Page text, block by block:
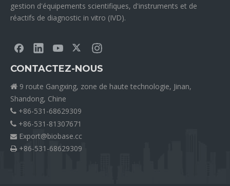
gestion d'équipements scientifiques, d'instruments et de
réactifs de diagnostic in vitro (IVD).
CONTACTEZ-NOUS
 9 route Gangxing, zone de haute technologie, Jinan,
Shandong, Chine
 +86-531-68629309
 +86-531-81307671
 Export@biobase.cc
 +86-531-68629309